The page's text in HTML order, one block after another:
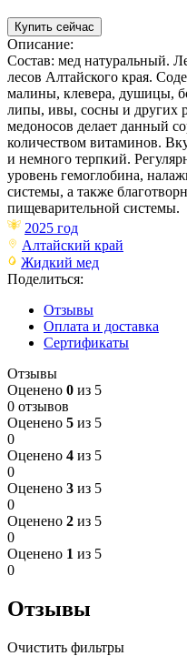
Купить сейчас
Описание:
Состав: мед натуральный.
лесов Алтайского края.
малины, клевера, душицы,
липы, ивы, сосны и других
медоносов делает данный
количеством витаминов.
и немного терпкий.
уровень гемоглобина,
системы, а также
пищеварительной системы.
2025 год
Алтайский край
Жидкий мед
Поделиться:
Отзывы
Оплата и доставка
Сертификаты
Отзывы
Оценено 0 из 5
0 отзывов
Оценено 5 из 5
0
Оценено 4 из 5
0
Оценено 3 из 5
0
Оценено 2 из 5
0
Оценено 1 из 5
0
Отзывы
Очистить фильтры